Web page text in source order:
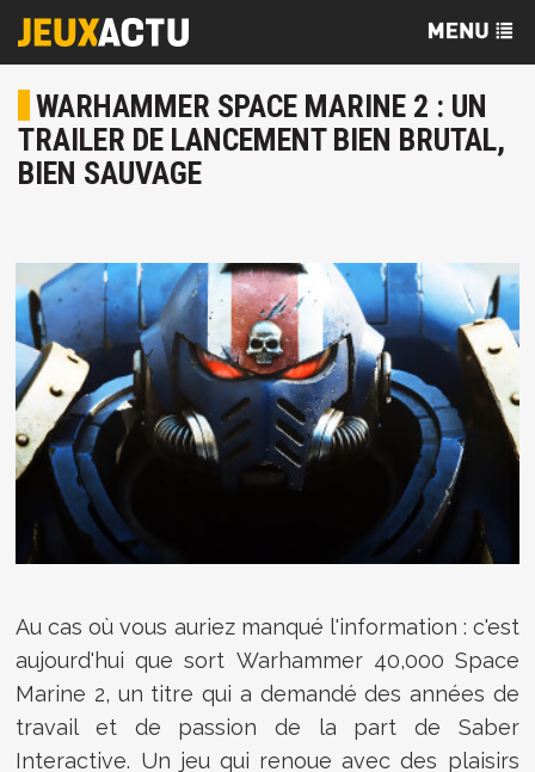
WARHAMMER SPACE MARINE 2 : UN
TRAILER DE LANCEMENT BIEN BRUTAL,
BIEN SAUVAGE
Au cas où vous auriez manqué l'information : c'est
aujourd'hui que sort Warhammer 40,000 Space
Marine 2, un titre qui a demandé des années de
travail et de passion de la part de Saber
Interactive. Un jeu qui renoue avec des plaisirs